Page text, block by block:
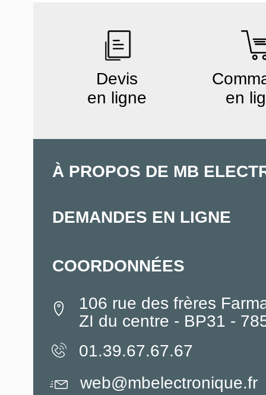
Devis
en ligne
en
À PROPOS DE MB
DEMANDES EN LIGNE
COORDONNÉES
106 rue des frères
ZI du centre - BP31 -
01.39.67.67.67
web@mbelectronique.fr